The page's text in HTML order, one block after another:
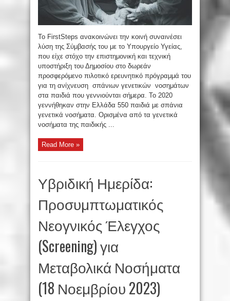
To FirstSteps ανακοινώνει την κοινή συναινέσει
λύση της Σύμβασής του με το Υπουργείο Υγείας,
που είχε στόχο την επιστημονική και τεχνική
υποστήριξη του Δημοσίου στο δωρεάν
προσφερόμενο πιλοτικό ερευνητικό πρόγραμμά του
για τη ανίχνευση σπάνιων γενετικών νοσημάτων
στα παιδιά που γεννιούνται σήμερα. Το 2020
γεννήθηκαν στην Ελλάδα 550 παιδιά με σπάνια
γενετικά νοσήματα. Ορισμένα από τα γενετικά
νοσήματα της παιδικής ...
Read More »
Υβριδική Ημερίδα:
Προσυμπτωματικός
Νεογνικός Έλεγχος
(Screening) για
Μεταβολικά Νοσήματα
(18 Νοεμβρίου 2023)